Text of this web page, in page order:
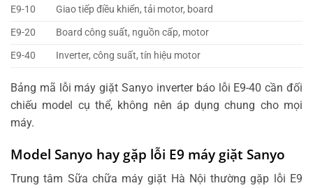
E9-10
Giao tiếp điều khiển, tải motor, board
E9-20
Board công suất, nguồn cấp, motor
E9-40
Inverter, công suất, tín hiệu motor
Bảng mã lỗi máy giặt Sanyo inverter báo lỗi E9-40 cần đối
chiếu model cụ thể, không nên áp dụng chung cho mọi
máy.
Model Sanyo hay gặp lỗi E9 máy giặt Sanyo
Trung tâm Sữa chữa máy giặt Hà Nội thường gặp lỗi E9